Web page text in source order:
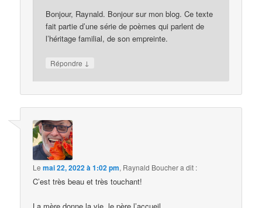
Bonjour, Raynald. Bonjour sur mon blog. Ce texte
fait partie d’une série de poèmes qui parlent de
l’héritage familial, de son empreinte.
Répondre ↓
Lemai 22, 2022 à 1:02 pm, Raynald Bouchera dit :
C’est très beau et très touchant!